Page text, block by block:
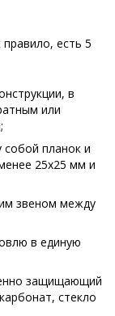
есть 5
в
или
планок и
25х25 мм и
звеном между
в единую
защищающий
стекло